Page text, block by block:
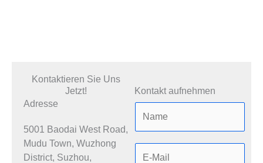
Kontaktieren Sie Uns
Jetzt!
Adresse
5001 Baodai West Road,
Mudu Town, Wuzhong
District, Suzhou,
Kontakt aufnehmen